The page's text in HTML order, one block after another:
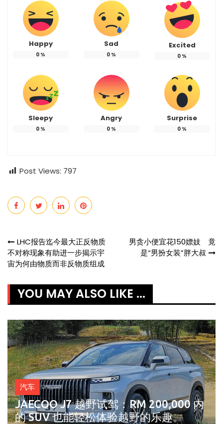
Happy
0 %
Sad
0 %
Excited
0 %
Sleepy
0 %
Angry
0 %
Surprise
0 %
Post Views: 797
Post
navigation
LHC报告迄今最大正反物质
不对称现象有助进一步揭示宇
宙为何由物质而非反物质组成
男贪小便宜花150嫖妓 竟
是“男扮女装”胖大叔
YOU MAY ALSO LIKE ...
汽车
JAECOO J7 越野试驾：RM 200,000 内
的 SUV 也能轻松体验越野的乐趣。